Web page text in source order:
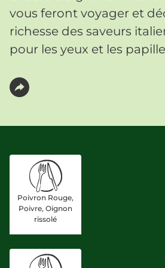
vous feront voyager et
richesse des saveurs
pour les yeux et les
Poivron Rouge,
Poivre, Oignon
rissolé